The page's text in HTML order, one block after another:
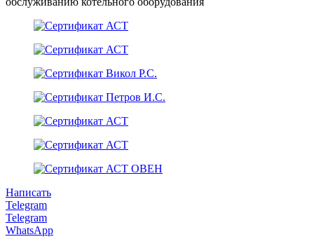
Написать
Telegram
Telegram
WhatsApp